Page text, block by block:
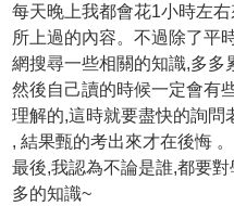
每天晚上我都會花1小時左
所上過的內容。不過除了平
網搜尋一些相關的知識,多多
然後自己讀的時候一定會有
理解的,這時就要盡快的詢問
, 結果甄的考出來才在後悔 。
最後,我認為不論是誰,都要
多的知識~